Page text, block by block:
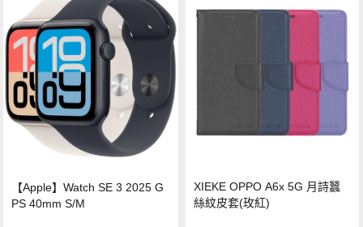
【Apple】Watch SE 3 2025 G
PS 40mm S/M
XIEKE OPPO A6x 5G 月詩蠶
絲紋皮套(玫紅)